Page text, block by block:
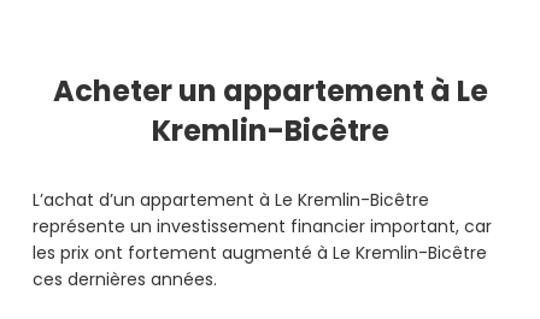
Acheterun appartement à Le
Kremlin-Bicêtre
L’achat d’un appartement à Le Kremlin-Bicêtre
représente un investissement financier important, car
les prix ont fortement augmenté à Le Kremlin-Bicêtre
ces dernières années.